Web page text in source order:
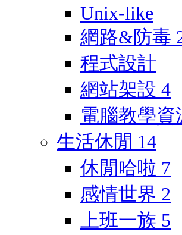
Unix-like
網路&防毒
程式設計
網站架設 4
電腦教學資
生活休閒 14
休閒哈啦 7
感情世界 2
上班一族 5